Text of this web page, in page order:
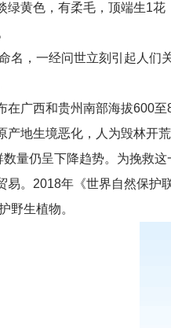
绿黄色，有柔毛，顶端生1
名，一经问世立刻引起人
在广西和贵州南部海拔600
产地生境恶化，人为毁林开
量仍呈下降趋势。为挽救
易。2018年《世界自然保
野生植物。